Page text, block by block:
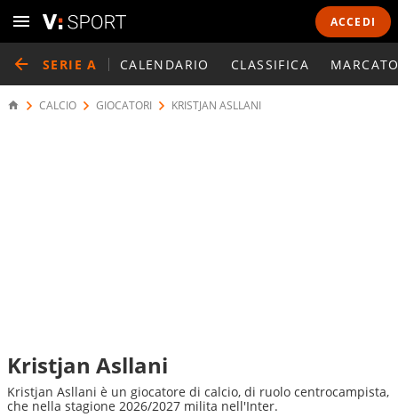
ACCEDI
SERIE A CALENDARIO CLASSIFICA
CALCIO GIOCATORI KRISTJAN ASLLANI
Kristjan Asllani
Kristjan Asllani è un giocatore di calcio, di ruolo centrocampista,
che nella stagione 2026/2027 milita nell'Inter.